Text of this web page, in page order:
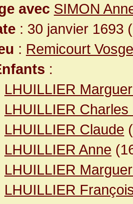
avec SIMON
: 30 janvier 1693
: Remicourt
:
LHUILLIER
LHUILLIER
LHUILLIER Claude
LHUILLIER Anne
LHUILLIER
LHUILLIER